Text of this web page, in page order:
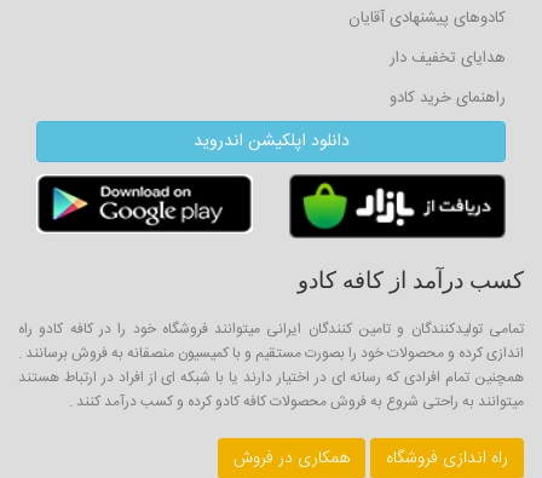
کادوهای پیشنهادی آقایان
هدایای تخفیف دار
راهنمای خرید کادو
دانلود اپلکیشن اندروید
کسب درآمد از کافه کادو
تمامی تولیدکنندگان و تامین کنندگان ایرانی میتوانند فروشگاه خود را در کافه کادو راه
اندازی کرده و محصولات خود را بصورت مستقیم و با کمیسیون منصفانه به فروش برسانند .
همچنین تمام افرادی که رسانه ای در اختیار دارند یا با شبکه ای از افراد در ارتباط هستند
میتوانند به راحتی شروع به فروش محصولات کافه کادو کرده و کسب درآمد کنند .
راه اندازی فروشگاه همکاری در فروش